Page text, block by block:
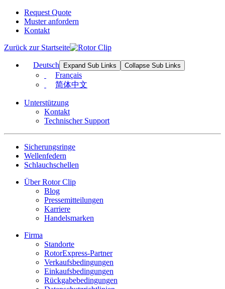
Request Quote
Muster anfordern
Kontakt
Zurück zur Startseite
Deutsch Expand Sub Links Collapse Sub Links
Français
简体中文
Unterstützung
Kontakt
Technischer Support
Sicherungsringe
Wellenfedern
Schlauchschellen
Über Rotor Clip
Blog
Pressemitteilungen
Karriere
Handelsmarken
Firma
Standorte
RotorExpress-Partner
Verkaufsbedingungen
Einkaufsbedingungen
Rückgabebedingungen